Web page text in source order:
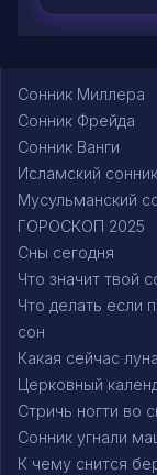
Сонник Миллера
Сонник Фрейда
Сонник Ванги
Исламский сонник
Мусульманский
ГОРОСКОП 2025
Сны сегодня
Что значит твой
Что делать если
сон
Какая сейчас луна
Церковный
Стричь ногти во
Сонник угнали
К чему снится